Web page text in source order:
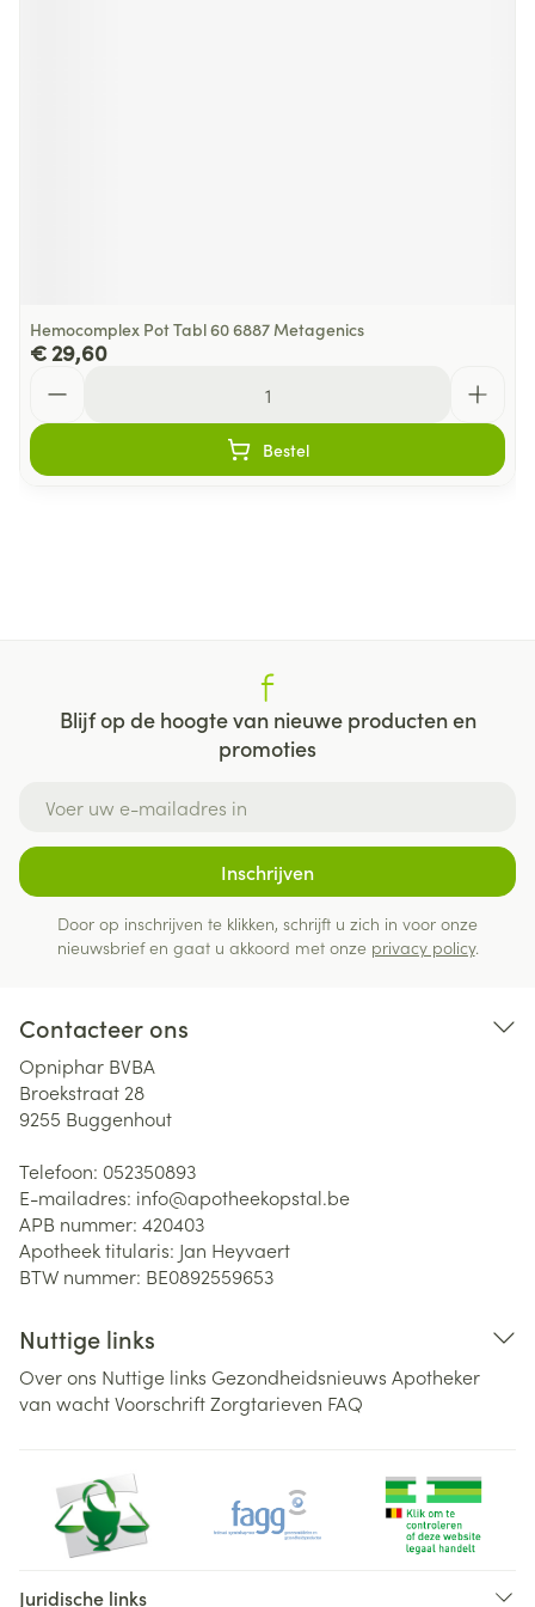
Hemocomplex Pot Tabl 60 6887 Metagenics
€ 29,60
Bestel
Blijf op de hoogte van nieuwe producten en
promoties
Inschrijven
Door op inschrijven te klikken, schrijft u zich in voor onze
nieuwsbrief en gaat u akkoord met onze privacy policy.
Contacteer ons
Opniphar BVBA
Broekstraat 28
9255 Buggenhout
Telefoon: 052350893
E-mailadres: info@apotheekopstal.be
APB nummer: 420403
Apotheek titularis: Jan Heyvaert
BTW nummer: BE0892559653
Nuttige links
Over ons Nuttige links Gezondheidsnieuws Apotheker
van wachtVoorschriftZorgtarieven FAQ
Juridische links